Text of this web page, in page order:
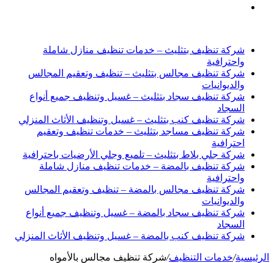
شركة تنظيف بتثليث – خدمات تنظيف منازل شاملة
واحترافية
شركة تنظيف مجالس بتثليث – تنظيف وتعقيم المجالس
والديوانيات
شركة تنظيف سجاد بتثليث – غسيل وتنظيف جميع أنواع
السجاد
شركة تنظيف كنب بتثليث – غسيل وتنظيف الأثاث المنزلي
شركة تنظيف مساجد بتثليث – خدمات تنظيف وتعقيم
احترافية
شركة جلي بلاط بتثليث – تلميع وجلي الأرضيات باحترافية
شركة تنظيف بالمضة – خدمات تنظيف منازل شاملة
واحترافية
شركة تنظيف مجالس بالمضة – تنظيف وتعقيم المجالس
والديوانيات
شركة تنظيف سجاد بالمضة – غسيل وتنظيف جميع أنواع
السجاد
شركة تنظيف كنب بالمضة – غسيل وتنظيف الأثاث المنزلي
الرئيسية/خدمات التنظيف/شركة تنظيف مجالس بالأمواه